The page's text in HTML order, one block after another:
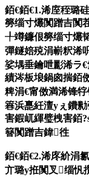
銆€銆€1.浠庢秷璐
簩缁寸爜闃蹭吉闃
╀竴鐮佷簩缁寸爜
彈鐩婄殑涓嶄粎浠
娑堣垂鑰呭彲浠ラ
績涔板埌鍋囪揣銆
粺涓€甯傚満浠锋
簭浜嗭紝澶уぇ鐨
害鍜屼緷璧栧害銆
簮闃蹭吉鍏徃
銆€銆€2.浠庝紒涓
亣璐у拰闃叉缁忛